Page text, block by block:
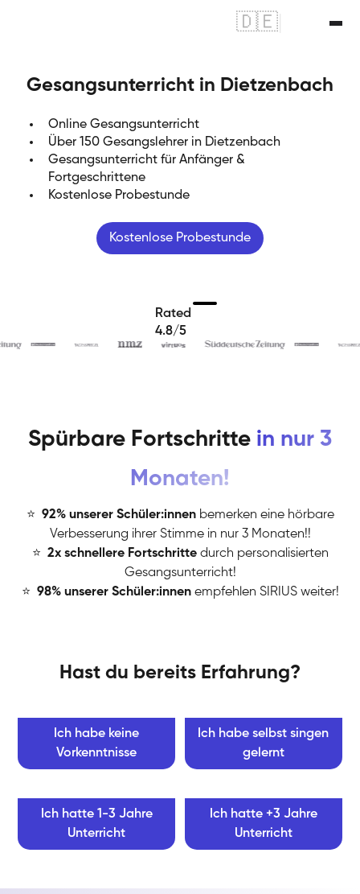
🇩🇪
Gesangsunterricht in Dietzenbach
Online Gesangsunterricht
Über 150 Gesangslehrer in Dietzenbach
Gesangsunterricht für Anfänger &
Fortgeschrittene
Kostenlose Probestunde
Kostenlose Probestunde
Rated
4.8/5
Spürbare Fortschritte in nur 3
Monaten!
⭐ 92% unserer Schüler:innen bemerken eine hörbare
Verbesserung ihrer Stimme in nur 3 Monaten!!
⭐ 2x schnellere Fortschritte durch personalisierten
Gesangsunterricht!
⭐ 98% unserer Schüler:innen empfehlen SIRIUS weiter!
Hast du bereits Erfahrung?
Ich habe keine
Vorkenntnisse
Ich habe selbst singen
gelernt
Ich hatte 1-3 Jahre
Unterricht
Ich hatte +3 Jahre
Unterricht